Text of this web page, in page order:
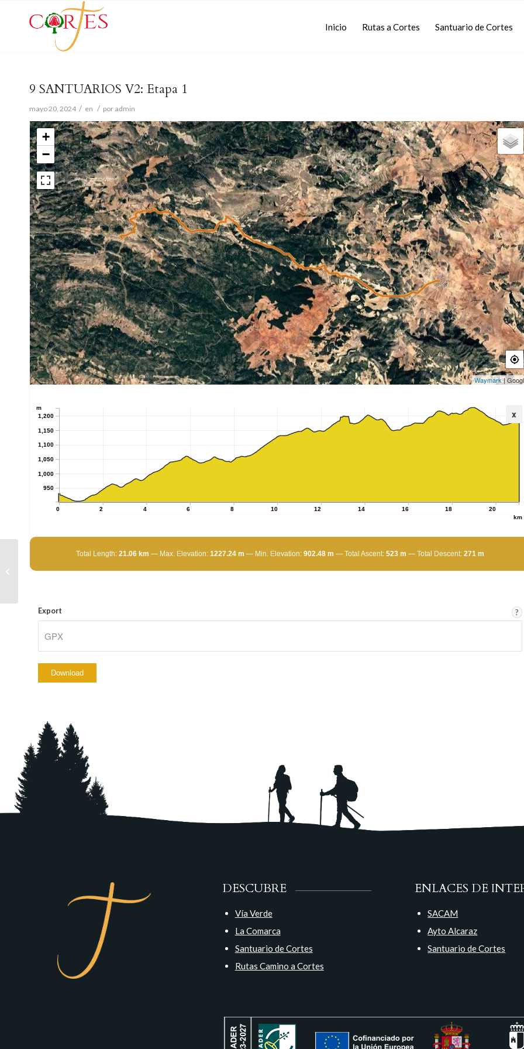
Inicio Rutas a Cortes Santuario de Cortes
9 SANTUARIOS V2: Etapa 1
mayo 20, 2024 / en / por admin
+
−
Waymark|
x
0 2 4 6 8 10 12 14 16 18 20
km
950
1,000
1,050
1,100
1,150
1,200
m
Total Length:21.06 km Max. Elevation:1227.24 m Min. Elevation:902.48 m Total Ascent:523 m Total Descent:271 m
?
Export
DESCUBRE
Vía Verde
La Comarca
Santuario de Cortes
Rutas Camino a Cortes
ENLACES DE
SACAM
Ayto Alcaraz
Santuario de Cortes
9 SANTUARIOS: Etapa 4